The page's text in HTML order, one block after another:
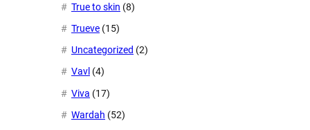
True to skin (8)
Trueve (15)
Uncategorized (2)
Vavl (4)
Viva (17)
Wardah (52)